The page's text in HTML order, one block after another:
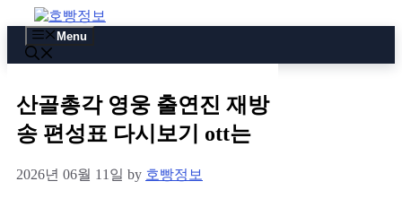
to
content
Menu
산골총각 영웅 출연진 재방
송 편성표 다시보기 ott는
2026년 06월 11일 by 호빵정보